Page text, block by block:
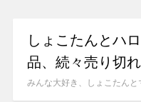
しょこたんとハ
品、続々売り切れ
みんな大好き、しょこたん